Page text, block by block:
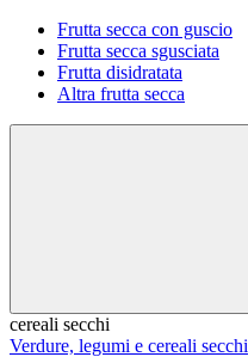
Frutta secca con guscio
Frutta secca sgusciata
Frutta disidratata
Altra frutta secca
cereali secchi
Verdure, legumi e cereali secchi